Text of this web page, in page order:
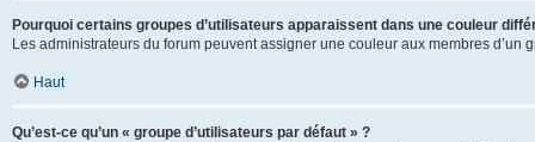
Pourquoi certains groupes d’utilisateurs apparaissent dans une couleur
Les administrateurs du forum peuvent assigner une couleur aux membres d’un
Haut
Qu’est-ce qu’un « groupe d’utilisateurs par défaut » ?